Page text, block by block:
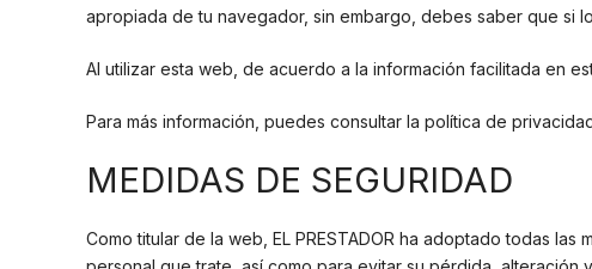
apropiada de tu navegador, sin embargo, debes saber que si
Al utilizar esta web, de acuerdo a la información facilitada en
Para más información, puedes consultar la política de
MEDIDAS DE SEGURIDAD
Como titular de la web, EL PRESTADOR ha adoptado todas